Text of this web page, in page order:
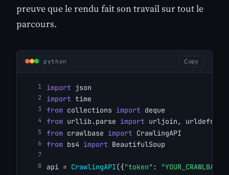
preuve que le rendu fait son travail sur tout le
parcours.
python Copy
import json
import time
from collections import deque
from urllib.parse import urljoin, urldefrag,
from crawlbase import CrawlingAPI
from bs4 import BeautifulSoup
api = CrawlingAPI({"token" :